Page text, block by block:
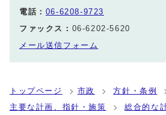
電話： 06-6208-9723
ファックス： 06-6202-5620
メール送信フォーム
トップページ 市政
方針・条例
主要な計画、指針・施策
総合的な